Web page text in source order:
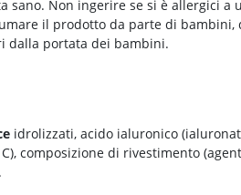
sano. Non ingerire se si è allergici a
il prodotto da parte di bambini,
dalla portata dei bambini.
idrolizzati, acido ialuronico
composizione di rivestimento